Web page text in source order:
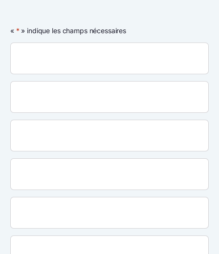
« * » indique les champs nécessaires